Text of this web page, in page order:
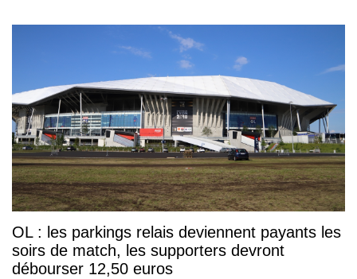
OL : les parkings relais deviennent payants les
soirs de match, les supporters devront
débourser 12,50 euros